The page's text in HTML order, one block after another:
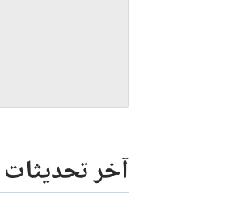
آخر تحديثات Nikkei 225